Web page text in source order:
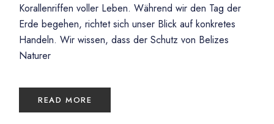
Korallenriffen voller Leben. Während wir den Tag der
Erde begehen, richtet sich unser Blick auf konkretes
Handeln. Wir wissen, dass der Schutz von Belizes
Naturer
READ MORE